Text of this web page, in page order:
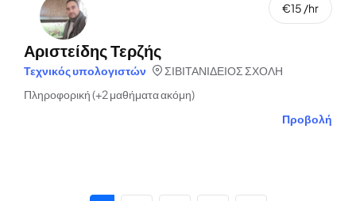
Αριστείδης Τερζής
Τεχνικός υπολογιστών
ΣΙΒΙΤΑΝΙΔΕΙΟΣ ΣΧΟΛΗ
Πληροφορική (+2 μαθήματα ακόμη)
Προβολή
€15 /hr